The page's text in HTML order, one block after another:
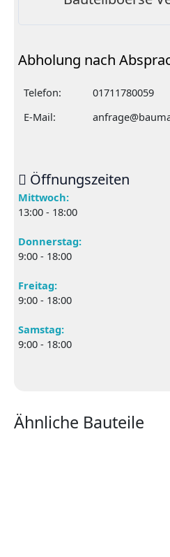
Abholung nach
Telefon:
01711780059
E-Mail:
Öffnungszeiten
Mittwoch:
13:00 - 18:00
Donnerstag:
9:00 - 18:00
Freitag:
9:00 - 18:00
Samstag:
9:00 - 18:00
Ähnliche Bauteile